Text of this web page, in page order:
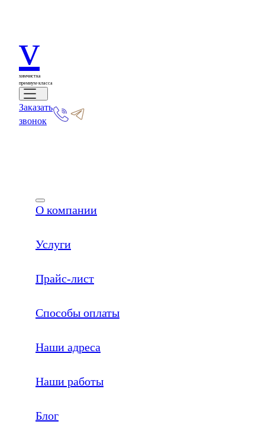
v
химчистка
премиум-класса
Заказать
звонок
О компании
Услуги
Прайс-лист
Способы оплаты
Наши адреса
Наши работы
Блог